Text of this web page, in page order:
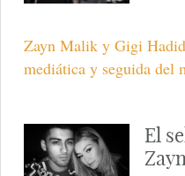
Zayn Malik y Gigi
mediática y seguida del
El